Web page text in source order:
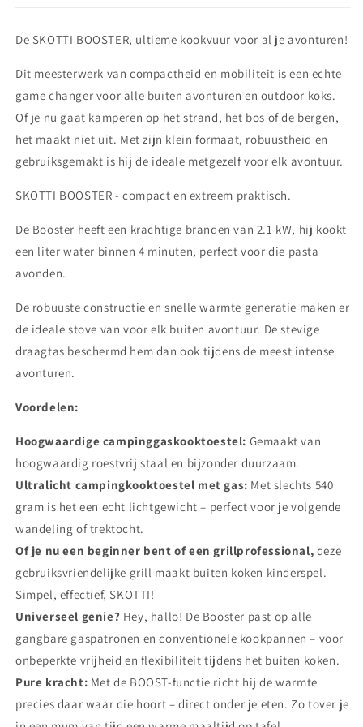
De SKOTTI BOOSTER, ultieme kookvuur voor al je avonturen!
Dit meesterwerk van compactheid en mobiliteit is een echte
game changer voor alle buiten avonturen en outdoor koks.
Of je nu gaat kamperen op het strand, het bos of de bergen,
het maakt niet uit. Met zijn klein formaat, robuustheid en
gebruiksgemakt is hij de ideale metgezelf voor elk avontuur.
SKOTTI BOOSTER - compact en extreem praktisch.
De Booster heeft een krachtige branden van 2.1 kW, hij kookt
een liter water binnen 4 minuten, perfect voor die pasta
avonden.
De robuuste constructie en snelle warmte generatie maken er
de ideale stove van voor elk buiten avontuur. De stevige
draagtas beschermd hem dan ook tijdens de meest intense
avonturen.
Voordelen:
Hoogwaardige campinggaskooktoestel: Gemaakt van
hoogwaardig roestvrij staal en bijzonder duurzaam.
Ultralicht campingkooktoestel met gas: Met slechts 540
gram is het een echt lichtgewicht – perfect voor je volgende
wandeling of trektocht.
Of je nu een beginner bent of een grillprofessional, deze
gebruiksvriendelijke grill maakt buiten koken kinderspel.
Simpel, effectief, SKOTTI!
Universeel genie? Hey, hallo! De Booster past op alle
gangbare gaspatronen en conventionele kookpannen – voor
onbeperkte vrijheid en flexibiliteit tijdens het buiten koken.
Pure kracht: Met de BOOST-functie richt hij de warmte
precies daar waar die hoort – direct onder je eten. Zo tover je